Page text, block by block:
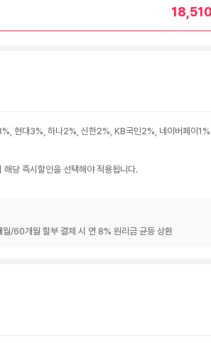
현대3%, 하나2%, 신한2%, KB국민2%, 네이버페이1%
당 즉시할인을 선택해야 적용됩니다.
/60개월 할부 결제 시 연 8% 원리금 균등 상환